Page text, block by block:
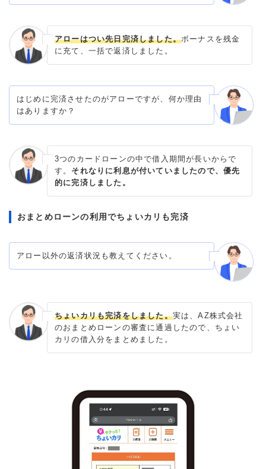
アローはつい先日完済しました。ボーナスを残金
に充て、一括で返済しました。
はじめに完済させたのがアローですが、何か理由
はありますか？
3つのカードローンの中で借入期間が長いからで
す。 それなりに利息が付いていましたので、優先
的に完済しました。
おまとめローンの利用でちょいカリも完済
アロー以外の返済状況も教えてください。
ちょいカリも完済をしました。実は、AZ株式会社
のおまとめローンの審査に通過したので、ちょい
カリの借入分をまとめました。